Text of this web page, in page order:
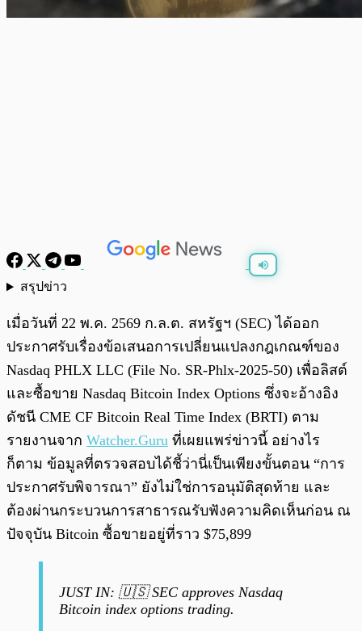
สรุปข่าว
เมื่อวันที่ 22 พ.ค. 2569 ก.ล.ต. สหรัฐฯ (SEC) ได้ออก
ประกาศรับเรื่องข้อเสนอการเปลี่ยนแปลงกฎเกณฑ์ของ
Nasdaq PHLX LLC (File No. SR-Phlx-2025-50) เพื่อลิสต์
และซื้อขาย Nasdaq Bitcoin Index Options ซึ่งจะอ้างอิง
ดัชนี CME CF Bitcoin Real Time Index (BRTI) ตาม
รายงานจาก Watcher.Guru ที่เผยแพร่ข่าวนี้ อย่างไร
ก็ตาม ข้อมูลที่ตรวจสอบได้ชี้ว่านี่เป็นเพียงขั้นตอน “การ
ประกาศรับพิจารณา” ยังไม่ใช่การอนุมัติสุดท้าย และ
ต้องผ่านกระบวนการสาธารณรับฟังความคิดเห็นก่อน ณ
ปัจจุบัน Bitcoin ซื้อขายอยู่ที่ราว $75,899
JUST IN: 🇺🇸 SEC approves Nasdaq
Bitcoin index options trading.